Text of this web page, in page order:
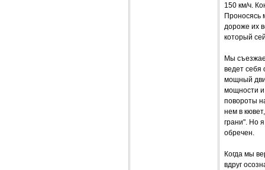
150 км/ч.
Проносясь
дороже их
который
Мы
ведет себя
мощный
мощности и
повороты
нем в
грани". Но
обречен.
Когда мы
вдруг